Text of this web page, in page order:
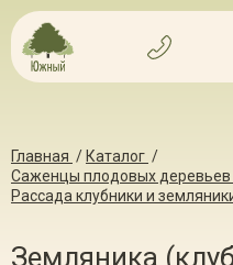
Главная / Каталог /
Саженцы плодовых деревьев
Рассада клубники и
Земляника